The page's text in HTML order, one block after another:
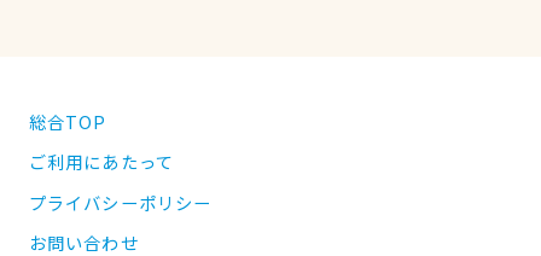
総合TOP
ご利用にあたって
プライバシーポリシー
お問い合わせ